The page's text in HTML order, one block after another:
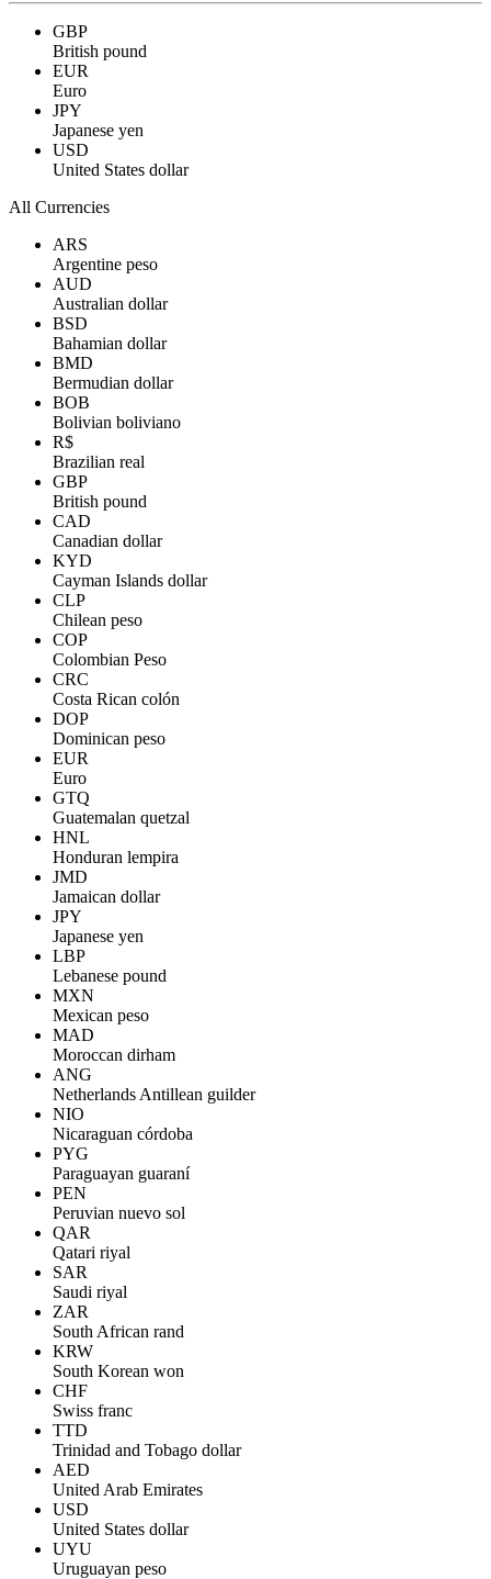
GBP
British pound
EUR
Euro
JPY
Japanese yen
USD
United States dollar
All Currencies
ARS
Argentine peso
AUD
Australian dollar
BSD
Bahamian dollar
BMD
Bermudian dollar
BOB
Bolivian boliviano
R$
Brazilian real
GBP
British pound
CAD
Canadian dollar
KYD
Cayman Islands dollar
CLP
Chilean peso
COP
Colombian Peso
CRC
Costa Rican colón
DOP
Dominican peso
EUR
Euro
GTQ
Guatemalan quetzal
HNL
Honduran lempira
JMD
Jamaican dollar
JPY
Japanese yen
LBP
Lebanese pound
MXN
Mexican peso
MAD
Moroccan dirham
ANG
Netherlands Antillean guilder
NIO
Nicaraguan córdoba
PYG
Paraguayan guaraní
PEN
Peruvian nuevo sol
QAR
Qatari riyal
SAR
Saudi riyal
ZAR
South African rand
KRW
South Korean won
CHF
Swiss franc
TTD
Trinidad and Tobago dollar
AED
United Arab Emirates
USD
United States dollar
UYU
Uruguayan peso